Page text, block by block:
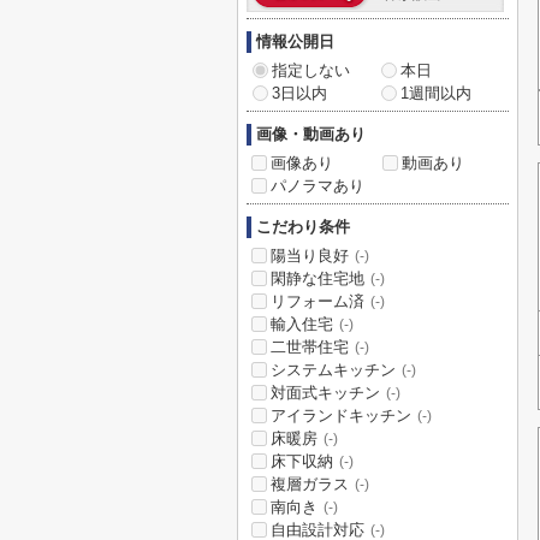
情報公開日
指定しない
本日
3日以内
1週間以内
画像・動画あり
画像あり
動画あり
パノラマあり
こだわり条件
陽当り良好 (-)
閑静な住宅地 (-)
リフォーム済 (-)
輸入住宅 (-)
二世帯住宅 (-)
システムキッチン (-)
対面式キッチン (-)
アイランドキッチン (-)
床暖房 (-)
床下収納 (-)
複層ガラス (-)
南向き (-)
自由設計対応 (-)